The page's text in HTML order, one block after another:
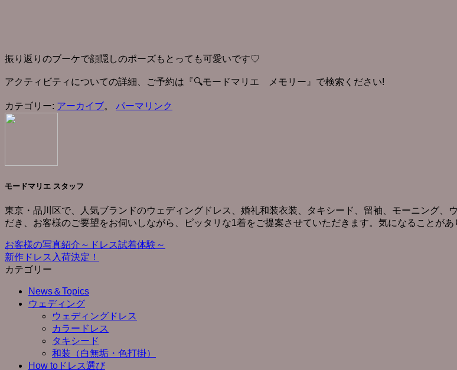
振り返りのブーケで顔隠しのポーズもとっても可愛いです♡
アクティビティについての詳細、ご予約は『🔍モードマリエ メモリー』で検索ください!
カテゴリー: アーカイブ。 パーマリンク
モードマリエ スタッフ
東京・品川区で、人気ブランドのウェディングドレス、婚礼和装衣装、タキシード、留袖、モーニング
だき、お客様のご要望をお伺いしながら、ピッタリな1着をご提案させていただきます。気になることが
お客様の写真紹介～ドレス試着体験～
新作ドレス入荷決定！
カテゴリー
News＆Topics
ウェディング
ウェディングドレス
カラードレス
タキシード
和装（白無垢・色打掛）
How toドレス選び